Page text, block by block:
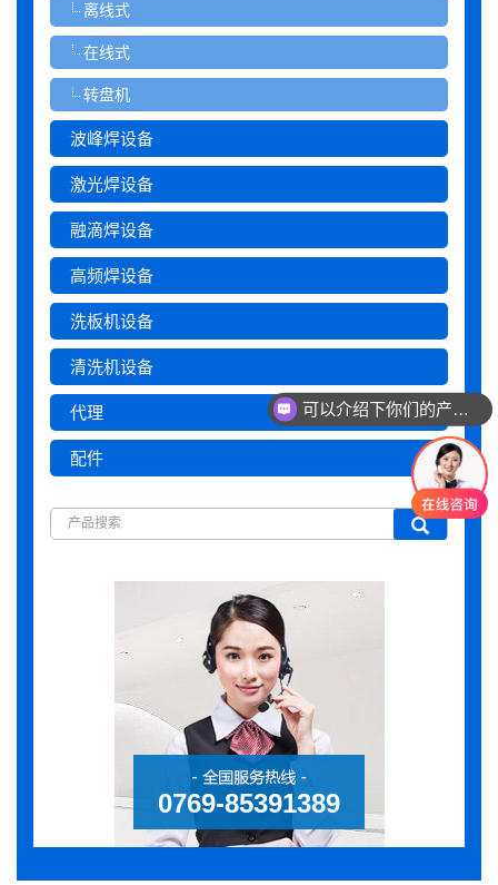
离线式
在线式
转盘机
波峰焊设备
激光焊设备
融滴焊设备
高频焊设备
洗板机设备
清洗机设备
代理
配件
0769-85391389
可以介绍下你们的产品么